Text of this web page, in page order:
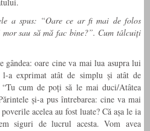
a spus: “Oare ce ar fi mai de folos
sau să mă fac bine?”. Cum tâlcuiți
gândea: oare cine va mai lua asupra lui
l-a exprimat atât de simplu și atât de
“Tu cum de poți să le mai duci/Atâtea
și-a pus întrebarea: cine va mai
acelea au fost luate? Că așa le ia
siguri de lucrul acesta. Vom avea